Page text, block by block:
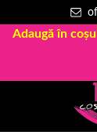
Adaugă în